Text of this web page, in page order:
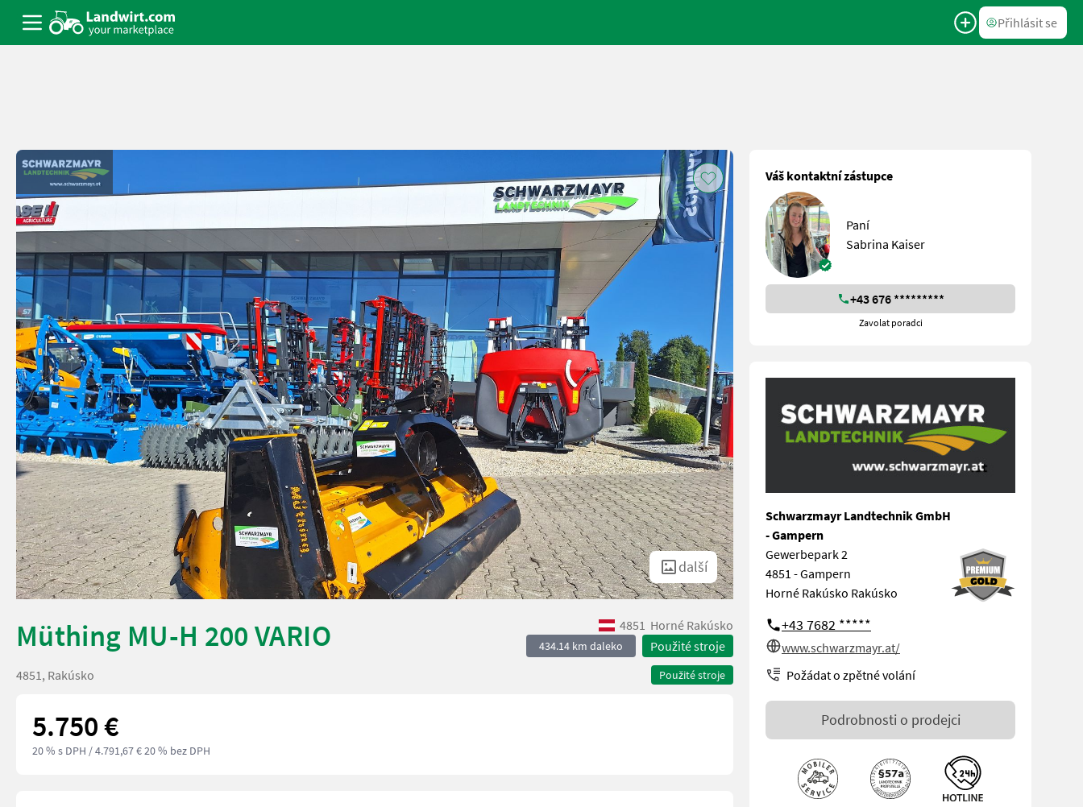
Přihlásit se
další
Müthing MU-H 200 VARIO 4851 Horné Rakúsko
434.14 km daleko Použité stroje
Použité stroje
4851, Rakúsko
5.750 €
20 % s DPH / 4.791,67 € 20 % bez DPH
Váš kontaktní zástupce
Paní
Sabrina Kaiser
+43 676 *********
Zavolat poradci
Schwarzmayr Landtechnik GmbH
- Gampern
Gewerbepark 2
4851 - Gampern
Horné Rakúsko Rakúsko
+43 7682 *****
www.schwarzmayr.at/
Požádat o zpětné volání
Podrobnosti o prodejci